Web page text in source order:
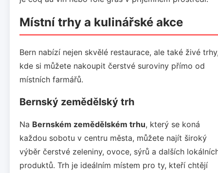
Místní trhy a kulinářské akce
Bern nabízí nejen skvělé restaurace, ale také živé
kde si můžete nakoupit čerstvé suroviny přímo od
místních farmářů.
Bernský zemědělský trh
Na Bernském zemědělském trhu, který se koná
každou sobotu v centru města, můžete najít široký
výběr čerstvé zeleniny, ovoce, sýrů a dalších
produktů. Trh je ideálním místem pro ty, kteří chtějí